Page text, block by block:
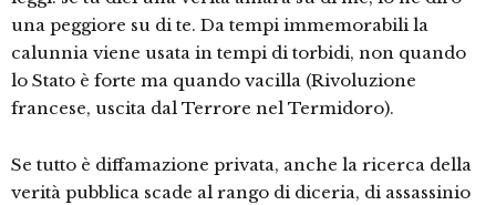
una peggiore su di te. Da tempi immemorabili la
calunnia viene usata in tempi di torbidi, non quando
lo Stato è forte ma quando vacilla (Rivoluzione
francese, uscita dal Terrore nel Termidoro).
Se tutto è diffamazione privata, anche la ricerca della
verità pubblica scade al rango di diceria, di assassinio